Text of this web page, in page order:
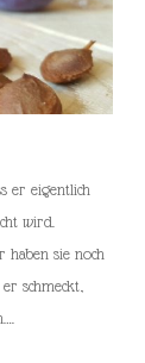
er eigentlich
wird.
sie noch
schmeckt,